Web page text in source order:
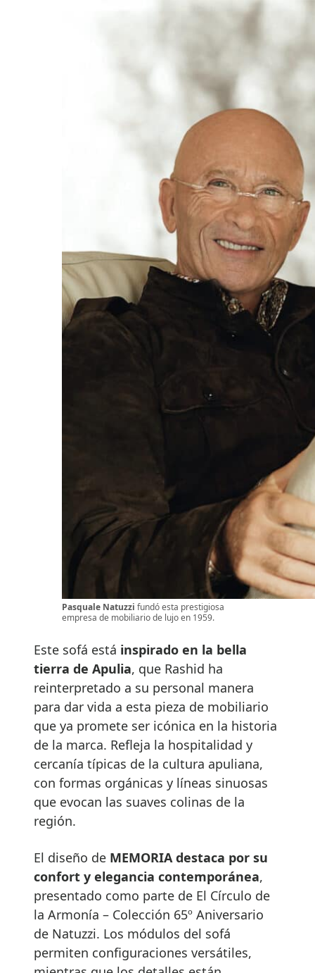
Pasquale Natuzzi fundó esta prestigiosa
empresa de mobiliario de lujo en 1959.
Este sofá está inspirado en la bella
tierra de Apulia, que Rashid ha
reinterpretado a su personal manera
para dar vida a esta pieza de mobiliario
que ya promete ser icónica en la historia
de la marca. Refleja la hospitalidad y
cercanía típicas de la cultura apuliana,
con formas orgánicas y líneas sinuosas
que evocan las suaves colinas de la
región.
El diseño de MEMORIA destaca por su
confort y elegancia contemporánea,
presentado como parte de El Círculo de
la Armonía – Colección 65º Aniversario
de Natuzzi. Los módulos del sofá
permiten configuraciones versátiles,